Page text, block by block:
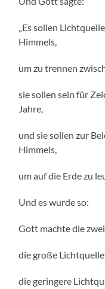
„Es sollen
Himmels,
um zu trennen
sie sollen sein für
Jahre,
und sie sollen zur
Himmels,
um auf die Erde zu
Und es wurde so:
Gott machte die
die große
die geringere